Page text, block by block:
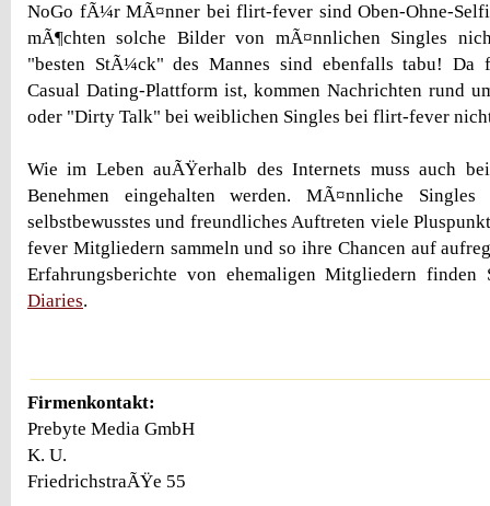
NoGo fÃ¼r MÃ¤nner bei flirt-fever sind Oben-Ohne-
mÃ¶chten solche Bilder von mÃ¤nnlichen Singles
"besten StÃ¼ck" des Mannes sind ebenfalls tabu! Da
Casual Dating-Plattform ist, kommen Nachrichten rund
oder "Dirty Talk" bei weiblichen Singles bei flirt-fever
Wie im Leben auÃŸerhalb des Internets muss auch
Benehmen eingehalten werden. MÃ¤nnliche
selbstbewusstes und freundliches Auftreten viele
fever Mitgliedern sammeln und so ihre Chancen auf
Erfahrungsberichte von ehemaligen Mitgliedern
Diaries.
Firmenkontakt:
Prebyte Media GmbH
K. U.
FriedrichstraÃŸe 55